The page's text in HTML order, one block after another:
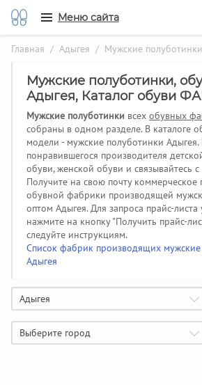
Меню сайта
Главная / Адыгея / Мужские полуботинки
Мужские полуботинки,
Адыгея, Каталог обуви
Мужские полуботинки всех обувных
собраны в одном разделе. В каталоге
модели - мужские полуботинки
понравившегося производителя
обуви, женской обуви и связывайтесь
Получите на свою почту коммерческое
обувной фабрики производящей
оптом Адыгея. Для запроса прайс-
нажмите на кнопку "Получить прайс-
следуйте инструкциям.
Список фабрик производящих
Адыгея
Адыгея
Выберите город